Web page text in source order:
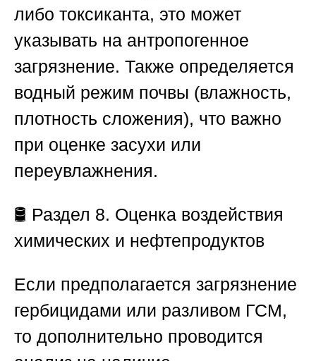
либо токсиканта, это может
указывать на антропогенное
загрязнение. Также определяется
водный режим почвы (влажность,
плотность сложения), что важно
при оценке засухи или
переувлажнения.
🛢️ Раздел 8. Оценка воздействия
химических и нефтепродуктов
Если предполагается загрязнение
гербицидами или разливом ГСМ,
то дополнительно проводится